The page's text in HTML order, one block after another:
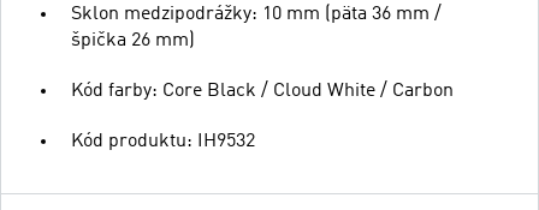
Sklon medzipodrážky: 10 mm (päta 36 mm /
špička 26 mm)
Kód farby: Core Black / Cloud White / Carbon
Kód produktu: IH9532